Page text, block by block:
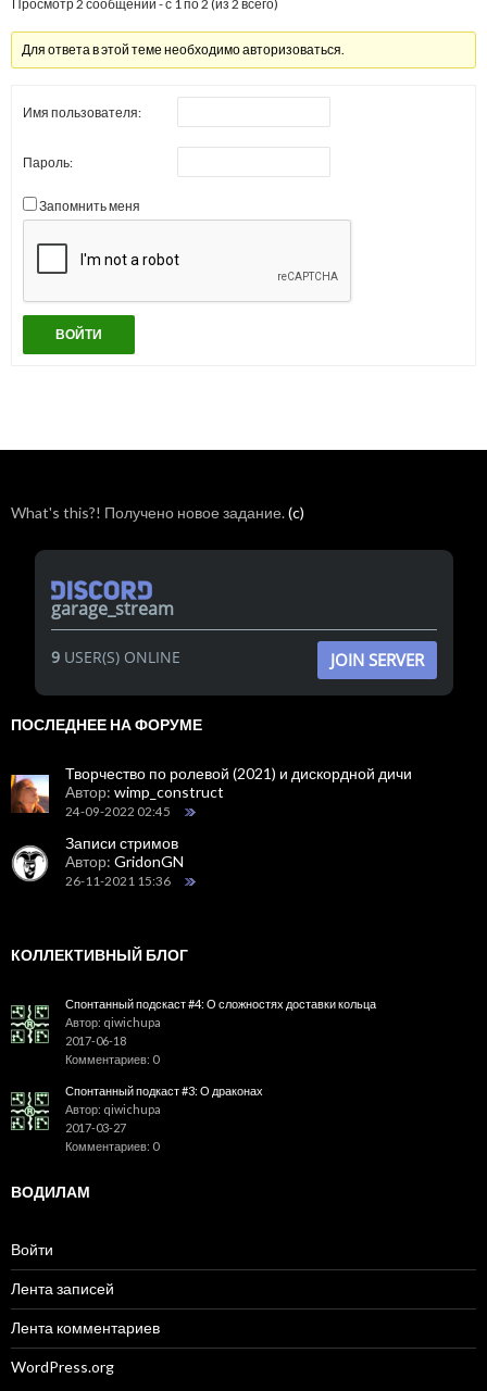
Просмотр 2 сообщений - с 1 по 2 (из 2 всего)
Для ответа в этой теме необходимо авторизоваться.
Имя пользователя:
Пароль:
Запомнить меня
ВОЙТИ
What's this?! Получено новое задание.(c)
garage_stream
9USER(S) ONLINE JOIN SERVER
ПОСЛЕДНЕЕ НА ФОРУМЕ
Творчество по ролевой (2021) и дискордной дичи
Автор: wimp_construct
24-09-2022 02:45
Записи стримов
Автор: GridonGN
26-11-2021 15:36
КОЛЛЕКТИВНЫЙ БЛОГ
Спонтанный подскаст #4: О сложностях доставки кольца
Автор: qiwichupa
2017-06-18
Комментариев: 0
Спонтанный подкаст #3: О драконах
Автор: qiwichupa
2017-03-27
Комментариев: 0
ВОДИЛАМ
Войти
Лента записей
Лента комментариев
WordPress.org